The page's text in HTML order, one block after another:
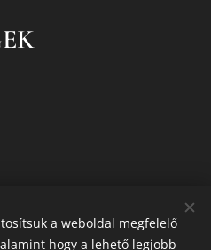
a weboldal megfelelő
hogy a lehető legjobb